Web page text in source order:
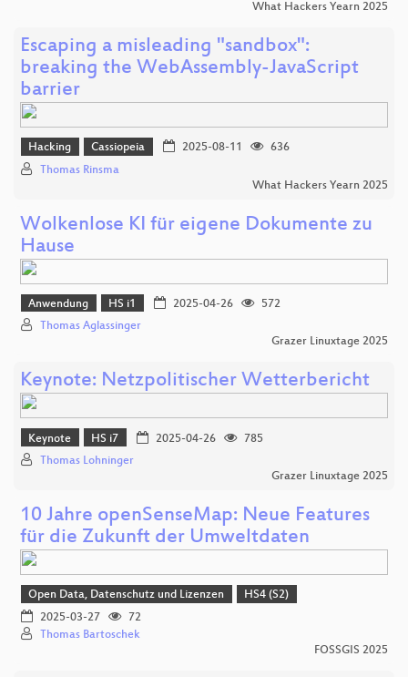
What Hackers Yearn 2025
Escaping a misleading "sandbox":
breaking the WebAssembly-JavaScript
barrier
Hacking Cassiopeia 2025-08-11
636
Thomas Rinsma
What Hackers Yearn 2025
Wolkenlose KI für eigene Dokumente zu
Hause
Anwendung HS i1 2025-04-26
572
Thomas Aglassinger
Grazer Linuxtage 2025
Keynote: Netzpolitischer Wetterbericht
Keynote HS i7 2025-04-26
785
Thomas Lohninger
Grazer Linuxtage 2025
10 Jahre openSenseMap: Neue Features
für die Zukunft der Umweltdaten
Open Data, Datenschutz und Lizenzen
HS4 (S2)
2025-03-27
72
Thomas Bartoschek
FOSSGIS 2025